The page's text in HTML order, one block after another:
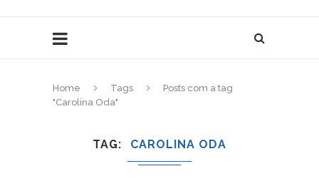
Home Tags
Posts com a tag
"Carolina Oda"
TAG CAROLINA ODA